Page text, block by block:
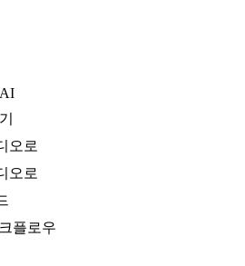
오로
오로
플로우